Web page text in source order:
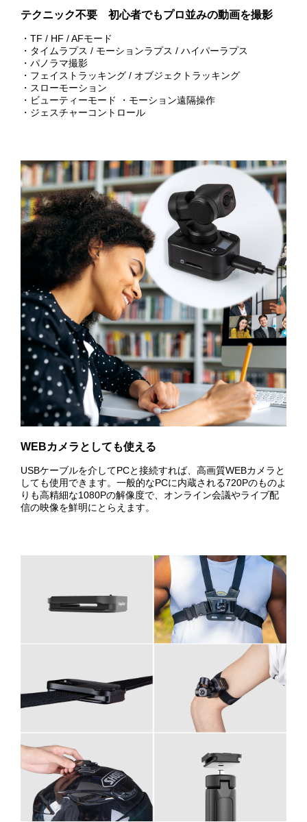
テクニック不要 初心者でもプロ並みの動画を撮影
・TF / HF / AFモード
・タイムラプス / モーションラプス / ハイパーラプス
・パノラマ撮影
・フェイストラッキング / オブジェクトラッキング
・スローモーション
・ビューティーモード ・モーション遠隔操作
・ジェスチャーコントロール
WEBカメラとしても使える
USBケーブルを介してPCと接続すれば、高画質WEBカメラと
しても使用できます。一般的なPCに内蔵される720Pのものよ
りも高精細な1080Pの解像度で、オンライン会議やライブ配
信の映像を鮮明にとらえます。